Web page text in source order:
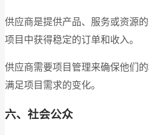
供应商是提供产品、服务或资源
项目中获得稳定的订单和收入。
供应商需要项目管理来确保他们
满足项目需求的变化。
六、社会公众